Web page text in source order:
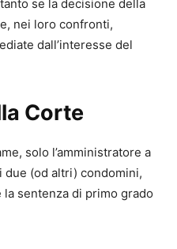
se la decisione della
nei loro confronti,
dall’interesse del
Corte
solo l’amministratore a
due (od altri) condomini,
sentenza di primo grado